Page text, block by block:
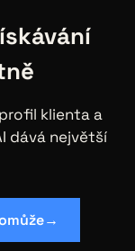
klienta a
dává největší
→